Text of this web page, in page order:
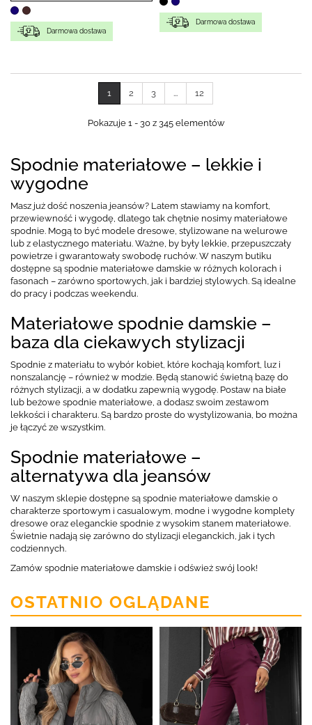
Darmowa dostawa
Darmowa dostawa
1 2 3 ... 12
Pokazuje 1 - 30 z 345 elementów
Spodnie materiałowe – lekkie i
wygodne
Masz już dość noszenia jeansów? Latem stawiamy na komfort,
przewiewność i wygodę, dlatego tak chętnie nosimy materiałowe
spodnie. Mogą to być modele dresowe, stylizowane na welurowe
lub z elastycznego materiału. Ważne, by były lekkie, przepuszczały
powietrze i gwarantowały swobodę ruchów. W naszym butiku
dostępne są spodnie materiałowe damskie w różnych kolorach i
fasonach – zarówno sportowych, jak i bardziej stylowych. Są idealne
do pracy i podczas weekendu.
Materiałowe spodnie damskie –
baza dla ciekawych stylizacji
Spodnie z materiału to wybór kobiet, które kochają komfort, luz i
nonszalancję – również w modzie. Będą stanowić świetną bazę do
różnych stylizacji, a w dodatku zapewnią wygodę. Postaw na białe
lub beżowe spodnie materiałowe, a dodasz swoim zestawom
lekkości i charakteru. Są bardzo proste do wystylizowania, bo można
je łączyć ze wszystkim.
Spodnie materiałowe –
alternatywa dla jeansów
W naszym sklepie dostępne są spodnie materiałowe damskie o
charakterze sportowym i casualowym, modne i wygodne komplety
dresowe oraz eleganckie spodnie z wysokim stanem materiałowe.
Świetnie nadają się zarówno do stylizacji eleganckich, jak i tych
codziennych.
Zamów spodnie materiałowe damskie i odśwież swój look!
OSTATNIO OGLĄDANE